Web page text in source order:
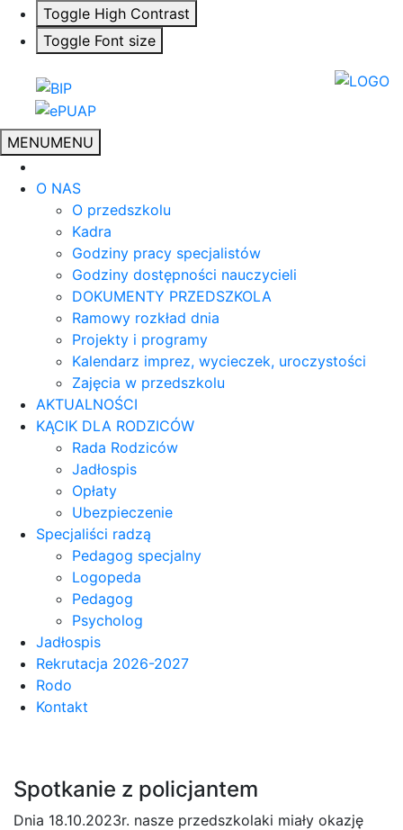
Toggle High Contrast
Toggle Font size
MENUMENU
O NAS
O przedszkolu
Kadra
Godziny pracy specjalistów
Godziny dostępności nauczycieli
DOKUMENTY PRZEDSZKOLA
Ramowy rozkład dnia
Projekty i programy
Kalendarz imprez, wycieczek, uroczystości
Zajęcia w przedszkolu
AKTUALNOŚCI
KĄCIK DLA RODZICÓW
Rada Rodziców
Jadłospis
Opłaty
Ubezpieczenie
Specjaliści radzą
Pedagog specjalny
Logopeda
Pedagog
Psycholog
Jadłospis
Rekrutacja 2026-2027
Rodo
Kontakt
Spotkanie z policjantem
Dnia 18.10.2023r. nasze przedszkolaki miały okazję